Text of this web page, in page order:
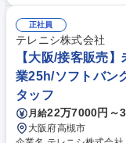
研修からスタートしてい
1ヵ月の濃密なカリキュ
することができます。◆
イン課のメンバーがア
ーフォローを行いますので安心し
管理アシスタント】入社
正社員
テレニシ株式会社
【大阪/接客販売
業25h/ソフトバン
タッフ
月給22万7000円～
大阪府高槻市